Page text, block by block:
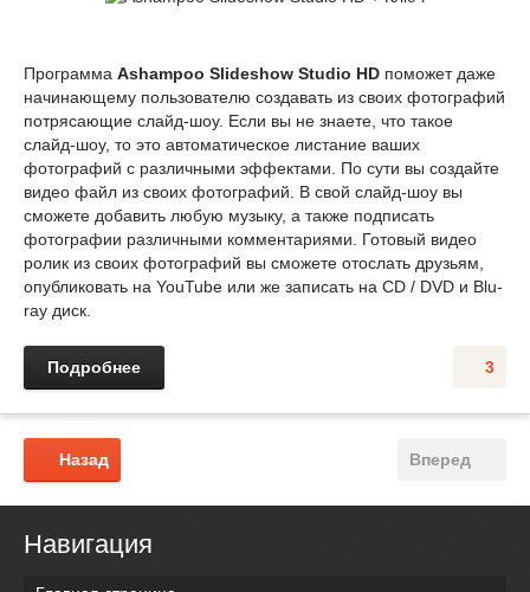
Программа Ashampoo Slideshow Studio HD поможет даже
начинающему пользователю создавать из своих фотографий
потрясающие слайд-шоу. Если вы не знаете, что такое
слайд-шоу, то это автоматическое листание ваших
фотографий с различными эффектами. По сути вы создайте
видео файл из своих фотографий. В свой слайд-шоу вы
сможете добавить любую музыку, а также подписать
фотографии различными комментариями. Готовый видео
ролик из своих фотографий вы сможете отослать друзьям,
опубликовать на YouTube или же записать на CD / DVD и Blu-
ray диск.
3
Подробнее
Вперед
Назад
Навигация